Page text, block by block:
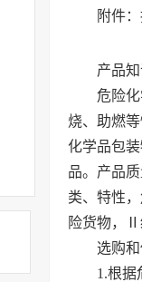
附件
产品
危险
烧、助燃
化学品包
品。产品
类、特性
险货物，Ⅱ
选购
1.根据